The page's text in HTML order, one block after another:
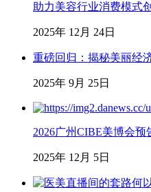
助力美容行业消费模式
2025年 12月 24日
重磅回归：揭秘美丽经
2025年 9月 25日
2026广州CIBE美博会预
2025年 12月 5日